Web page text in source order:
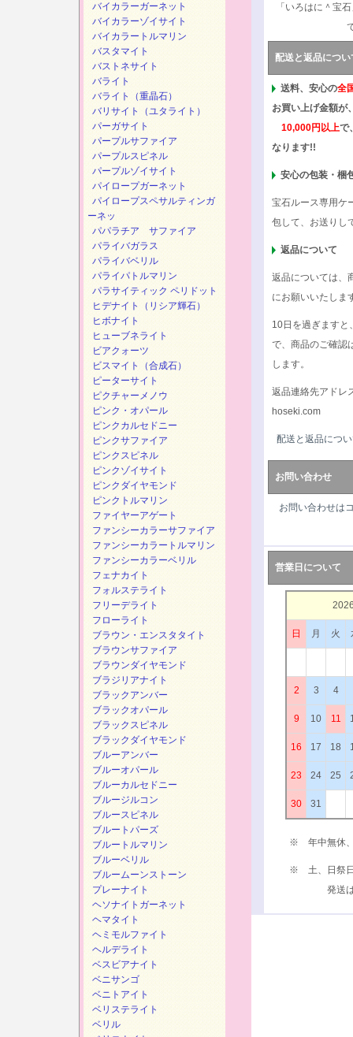
「いろはに＾宝
配送と返品につい
送料、安心の全
お買い上げ金額が
10,000円以上で
なります!!
安心の包装・梱
宝石ルース専用ケ
包して、お送りし
返品について
返品については、
にお願いいたしま
10日を過ぎますと
で、商品のご確認
します。
返品連絡先アドレ
hoseki.com
配送と返品につ
お問い合わせ
お問い合わせは
営業日について
日 月 火
2 3 4
9 10 11
16 17 18
23 24 25
30 31
※ 年中無休、
※ 土、日祭日
発送は、
バイカラーガーネット
バイカラーゾイサイト
バイカラートルマリン
バスタマイト
バストネサイト
バライト
バライト（重晶石）
バリサイト（ユタライト）
パーガサイト
パープルサファイア
パープルスピネル
パープルゾイサイト
パイロープガーネット
パイロープスペサルティンガ
ーネッ
パパラチア サファイア
パライバガラス
パライバベリル
パライパトルマリン
パラサイティック ペリドット
ヒデナイト（リシア輝石）
ヒボナイト
ヒューブネライト
ビアクォーツ
ビスマイト（合成石）
ピーターサイト
ピクチャーメノウ
ピンク・オパール
ピンクカルセドニー
ピンクサファイア
ピンクスピネル
ピンクゾイサイト
ピンクダイヤモンド
ピンクトルマリン
ファイヤーアゲート
ファンシーカラーサファイア
ファンシーカラートルマリン
ファンシーカラーベリル
フェナカイト
フォルステライト
フリーデライト
フローライト
ブラウン・エンスタタイト
ブラウンサファイア
ブラウンダイヤモンド
ブラジリアナイト
ブラックアンバー
ブラックオパール
ブラックスピネル
ブラックダイヤモンド
ブルーアンバー
ブルーオパール
ブルーカルセドニー
ブルージルコン
ブルースピネル
ブルートパーズ
ブルートルマリン
ブルーベリル
ブルームーンストーン
プレーナイト
ヘソナイトガーネット
ヘマタイト
ヘミモルファイト
ヘルデライト
ベスビアナイト
ベニサンゴ
ベニトアイト
ベリステライト
ベリル